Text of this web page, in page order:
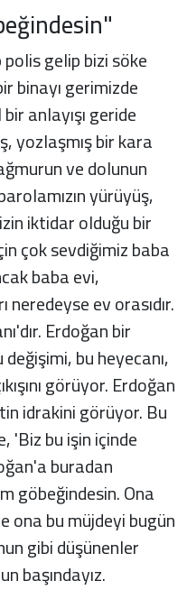
gelip bizi söke
binayı gerimizde
anlayışı geride
yozlaşmış bir kara
ve dolunun
yürüyüş,
iktidar olduğu bir
çok sevdiğimiz baba
baba evi,
ev orasıdır.
Erdoğan bir
bu heyecanı,
görüyor. Erdoğan
idrakini görüyor. Bu
'Biz bu işin içinde
buradan
göbeğindesin. Ona
ona bu müjdeyi bugün
gibi düşünenler
başındayız.